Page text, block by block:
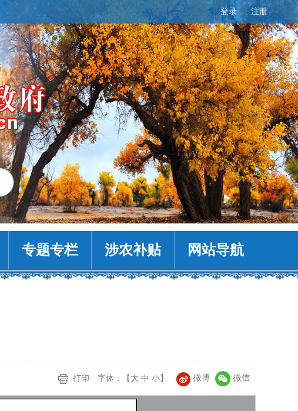
登录 注册
专题专栏 涉农补贴 网站导航
打印 字体：【 大 中 小】 微博 微信